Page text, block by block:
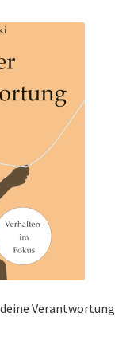
Verantwortung